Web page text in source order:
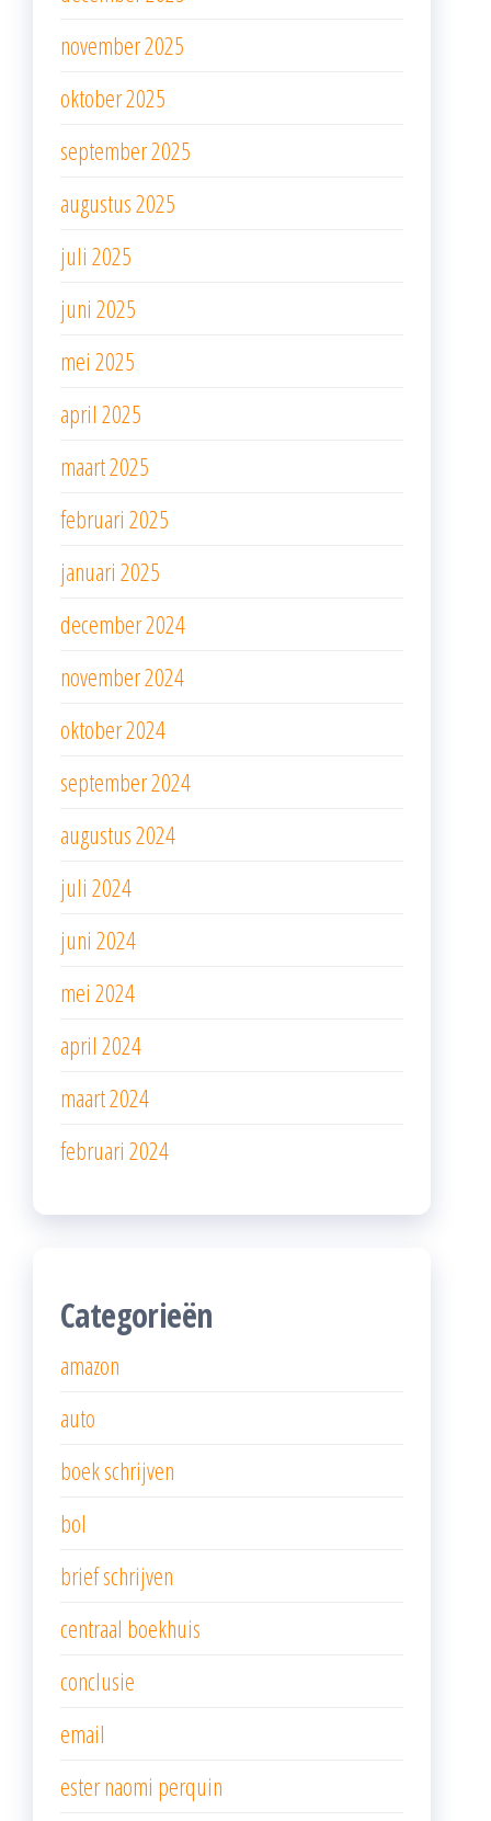
november 2025
oktober 2025
september 2025
augustus 2025
juli 2025
juni 2025
mei 2025
april 2025
maart 2025
februari 2025
januari 2025
december 2024
november 2024
oktober 2024
september 2024
augustus 2024
juli 2024
juni 2024
mei 2024
april 2024
maart 2024
februari 2024
Categorieën
amazon
auto
boek schrijven
bol
brief schrijven
centraal boekhuis
conclusie
email
ester naomi perquin